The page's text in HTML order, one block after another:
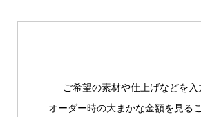
ご希望の素材や仕上げなどを入
オーダー時の大まかな金額を見る